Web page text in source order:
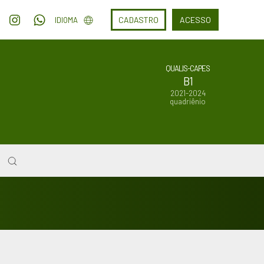
IDIOMA CADASTRO ACESSO
QUALIS-CAPES
B1
2021-2024
quadriênio